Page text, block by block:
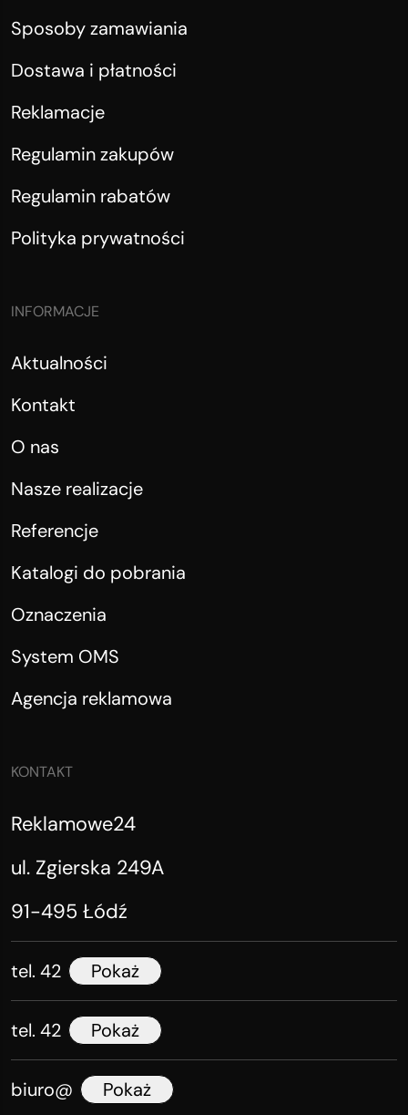
Sposoby zamawiania
Dostawa i płatności
Reklamacje
Regulamin zakupów
Regulamin rabatów
Polityka prywatności
INFORMACJE
Aktualności
Kontakt
O nas
Nasze realizacje
Referencje
Katalogi do pobrania
Oznaczenia
System OMS
Agencja reklamowa
KONTAKT
Reklamowe24
ul. Zgierska 249A
91-495 Łódź
tel. 42 Pokaż
tel. 42 Pokaż
biuro@ Pokaż